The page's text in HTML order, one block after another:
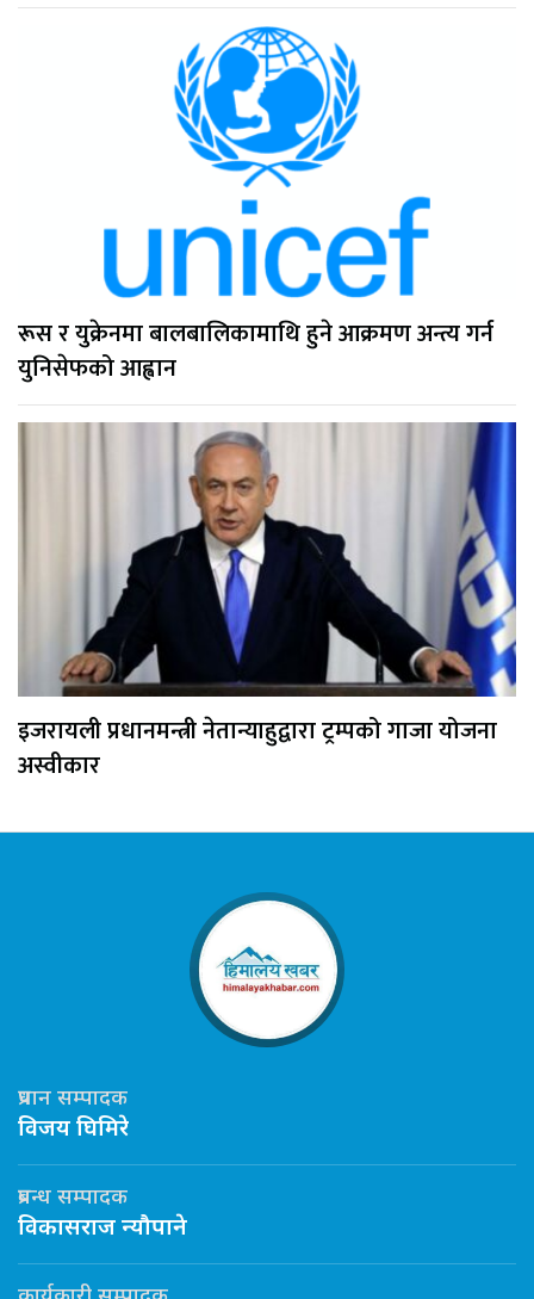
रूस र युक्रेनमा बालबालिकामाथि हुने आक्रमण अन्त्य गर्न
युनिसेफको आह्वान
इजरायली प्रधानमन्त्री नेतान्याहुद्वारा ट्रम्पको गाजा योजना
अस्वीकार
प्रधान सम्पादक
विजय घिमिरे
प्रबन्ध सम्पादक
विकासराज न्यौपाने